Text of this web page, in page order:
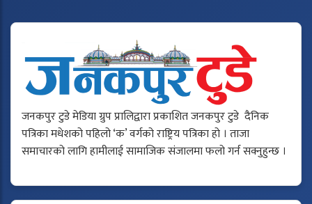
जनकपुर टुडे मेडिया ग्रुप प्रालिद्वारा प्रकाशित जनकपुर टुडे दैनिक
पत्रिका मधेशको पहिलो ‘क’ वर्गको राष्ट्रिय पत्रिका हो । ताजा
समाचारको लागि हामीलाई सामाजिक संजालमा फलो गर्न सक्नुहुन्छ ।